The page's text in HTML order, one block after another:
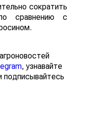
сократить
сравнению с
, узнавайте
подписывайтесь